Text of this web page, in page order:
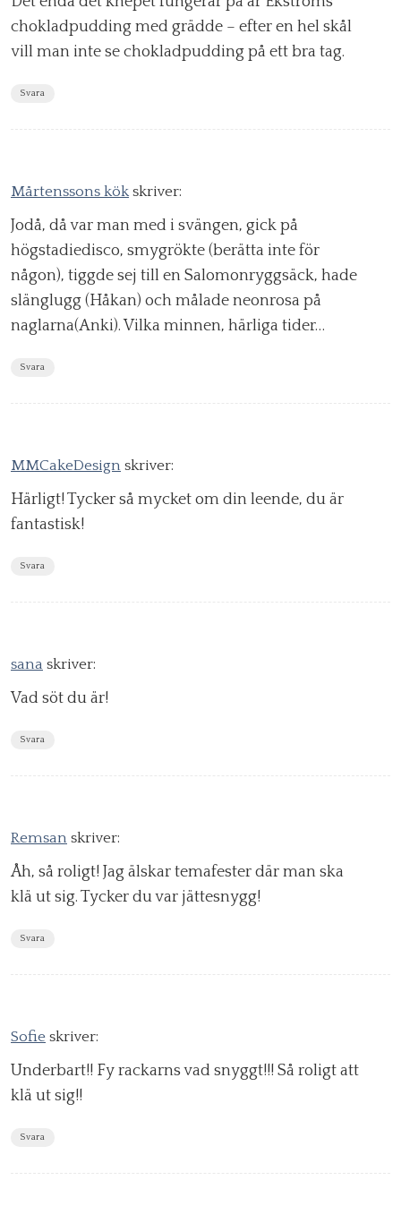
chokladpudding med grädde – efter en hel skål
vill man inte se chokladpudding på ett bra tag.
Svara
Mårtenssons kök skriver:
Jodå, då var man med i svängen, gick på
högstadiedisco, smygrökte (berätta inte för
någon), tiggde sej till en Salomonryggsäck, hade
slänglugg (Håkan) och målade neonrosa på
naglarna(Anki). Vilka minnen, härliga tider…
Svara
MMCakeDesign skriver:
Härligt! Tycker så mycket om din leende, du är
fantastisk!
Svara
sana skriver:
Vad söt du är!
Svara
Remsan skriver:
Åh, så roligt! Jag älskar temafester där man ska
klä ut sig. Tycker du var jättesnygg!
Svara
Sofie skriver:
Underbart!! Fy rackarns vad snyggt!!! Så roligt att
klä ut sig!!
Svara